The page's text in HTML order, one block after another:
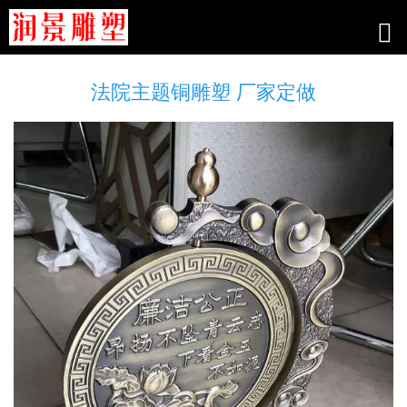
法院主题铜雕塑 厂家定做